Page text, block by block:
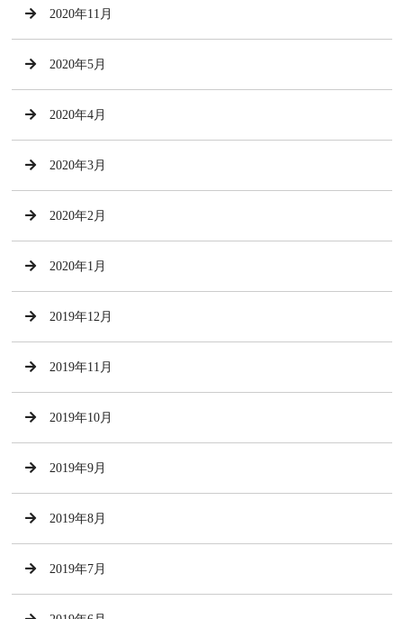
2020年11月
2020年5月
2020年4月
2020年3月
2020年2月
2020年1月
2019年12月
2019年11月
2019年10月
2019年9月
2019年8月
2019年7月